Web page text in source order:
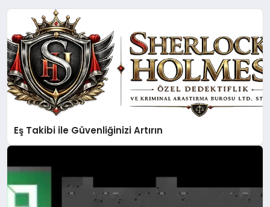
Eş Takibi ile Güvenliğinizi Artırın